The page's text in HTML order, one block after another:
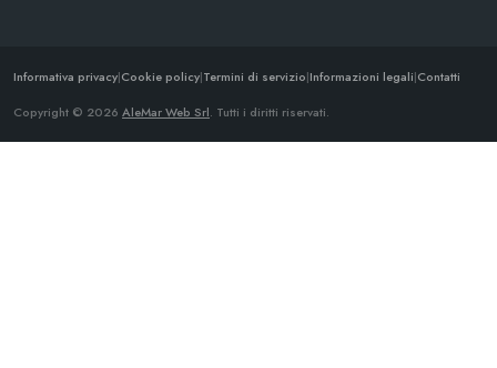
Informativa privacy|Cookie policy|Termini di servizio|Informazioni legali|Contatti
Copyright © 2026 AleMar Web Srl. Tutti i diritti riservati.